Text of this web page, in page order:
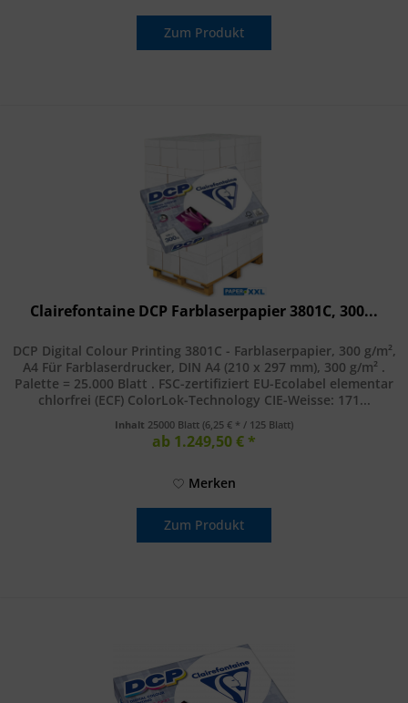
Zum Produkt
Clairefontaine DCP Farblaserpapier 3801C, 300...
DCP Digital Colour Printing 3801C - Farblaserpapier, 300 g/m²,
A4 Für Farblaserdrucker, DIN A4 (210 x 297 mm), 300 g/m² .
Palette = 25.000 Blatt . FSC-zertifiziert EU-Ecolabel elementar
chlorfrei (ECF) ColorLok-Technology CIE-Weisse: 171...
Inhalt 25000 Blatt (6,25 € * / 125 Blatt)
ab 1.249,50 € *
Merken
Zum Produkt